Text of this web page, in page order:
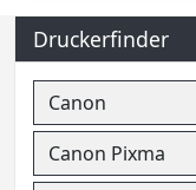
Druckerfinder